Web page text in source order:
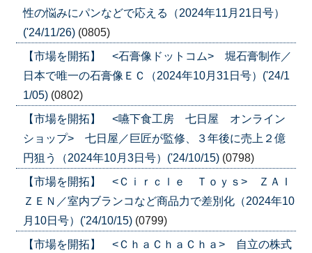
性の悩みにパンなどで応える（2024年11月21日号）
('24/11/26) (0805)
【市場を開拓】 <石膏像ドットコム> 堀石膏制作／
日本で唯一の石膏像ＥＣ（2024年10月31日号）('24/1
1/05) (0802)
【市場を開拓】 <嚥下食工房 七日屋 オンライン
ショップ> 七日屋／巨匠が監修、３年後に売上２億
円狙う（2024年10月3日号）('24/10/15) (0798)
【市場を開拓】 <Ｃｉｒｃｌｅ Ｔｏｙｓ> ＺＡＩ
ＺＥＮ／室内ブランコなど商品力で差別化（2024年10
月10日号）('24/10/15) (0799)
【市場を開拓】 <ＣｈａＣｈａＣｈａ> 自立の株式